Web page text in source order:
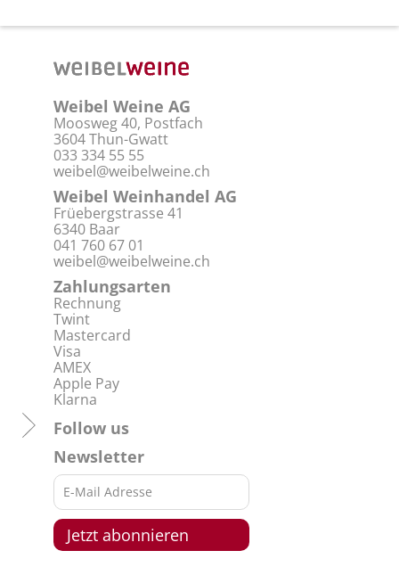
Weibel Weine AG
Moosweg 40, Postfach
3604 Thun-Gwatt
033 334 55 55
weibel@weibelweine.ch
Weibel Weinhandel AG
Früebergstrasse 41
6340 Baar
041 760 67 01
weibel@weibelweine.ch
Zahlungsarten
Rechnung
Twint
Mastercard
Visa
AMEX
Apple Pay
Klarna
Follow us
Newsletter